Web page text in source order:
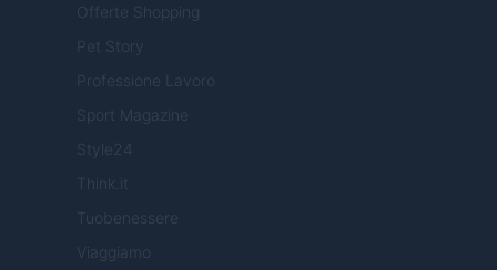
Offerte Shopping
Pet Story
Professione Lavoro
Sport Magazine
Style24
Think.it
Tuobenessere
Viaggiamo